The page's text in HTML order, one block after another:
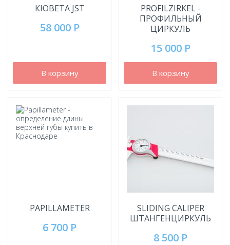
КЮВЕТА JST
58 000 Р
В корзину
PROFILZIRKEL -
ПРОФИЛЬНЫЙ
ЦИРКУЛЬ
15 000 Р
В корзину
PAPILLAMETER
6 700 Р
SLIDING CALIPER
ШТАНГЕНЦИРКУЛЬ
8 500 Р